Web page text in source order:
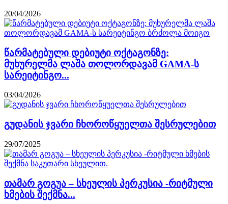
20/04/2026
წარმატებული დებიუტი ოქტაგონზე:
მუხურელმა ლაშა თოლორდავამ GAMA-ს
სარეიტინგო...
03/04/2026
გუდანის ჯვარი ჩხოროწყუელთა შესრულებით
29/07/2025
თამარ გოგუა – სხეულის პერკუსია -რიტმული
ხმების შექმნა...